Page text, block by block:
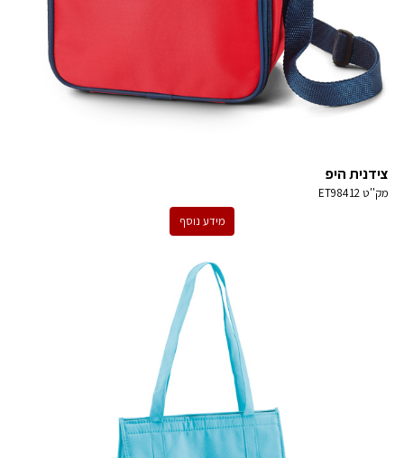
צידנית היפ
מק''טET98412
מידע נוסף